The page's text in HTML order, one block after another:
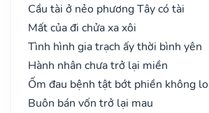
Cầu tài ở nẻo phương Tây có tài
Mất của đi chửa xa xôi
Tình hình gia trạch ấy thời bình yên
Hành nhân chưa trở lại miền
Ốm đau bệnh tật bớt phiền không lo
Buôn bán vốn trở lại mau